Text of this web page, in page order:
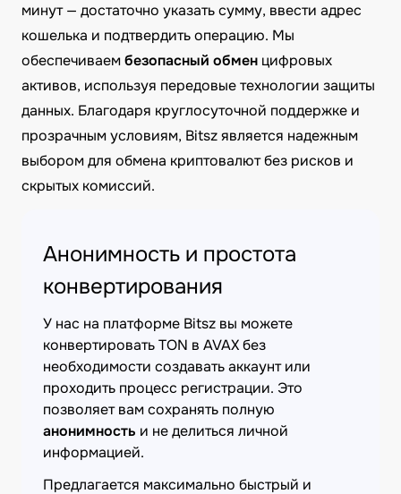
минут — достаточно указать сумму, ввести адрес
кошелька и подтвердить операцию. Мы
обеспечиваембезопасный обмен цифровых
активов, используя передовые технологии защиты
данных. Благодаря круглосуточной поддержке и
прозрачным условиям, Bitsz является надежным
выбором для обмена криптовалют без рисков и
скрытых комиссий.
Анонимность и простота
конвертирования
У нас на платформе Bitsz вы можете
конвертировать TON в AVAX без
необходимости создавать аккаунт или
проходить процесс регистрации. Это
позволяет вам сохранять полную
анонимность и не делиться личной
информацией.
Предлагается максимально быстрый и